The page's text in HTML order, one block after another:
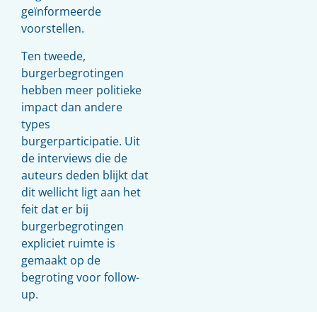
geïnformeerde
voorstellen.
Ten tweede,
burgerbegrotingen
hebben meer politieke
impact dan andere
types
burgerparticipatie. Uit
de interviews die de
auteurs deden blijkt dat
dit wellicht ligt aan het
feit dat er bij
burgerbegrotingen
expliciet ruimte is
gemaakt op de
begroting voor follow-
up.